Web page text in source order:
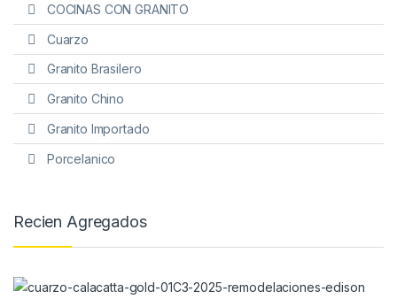
COCINAS CON GRANITO
Cuarzo
Granito Brasilero
Granito Chino
Granito Importado
Porcelanico
Recien Agregados